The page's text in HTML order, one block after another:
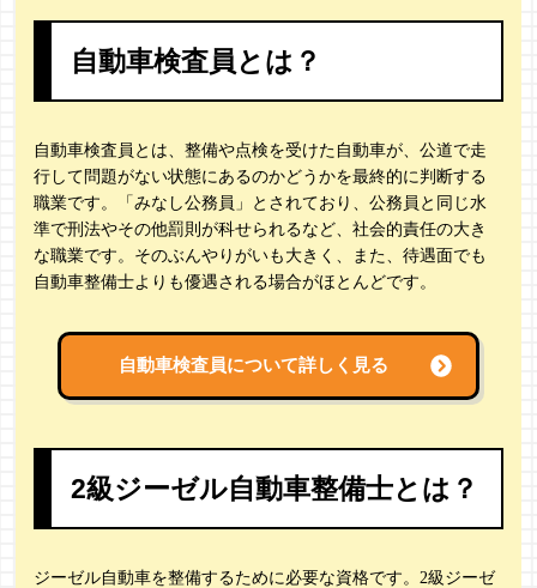
自動車検査員とは？
自動車検査員とは、整備や点検を受けた自動車が、公道で走
行して問題がない状態にあるのかどうかを最終的に判断する
職業です。「みなし公務員」とされており、公務員と同じ水
準で刑法やその他罰則が科せられるなど、社会的責任の大き
な職業です。そのぶんやりがいも大きく、また、待遇面でも
自動車整備士よりも優遇される場合がほとんどです。
自動車検査員について詳しく見る
2級ジーゼル自動車整備士とは？
ジーゼル自動車を整備するために必要な資格です。2級ジーゼ